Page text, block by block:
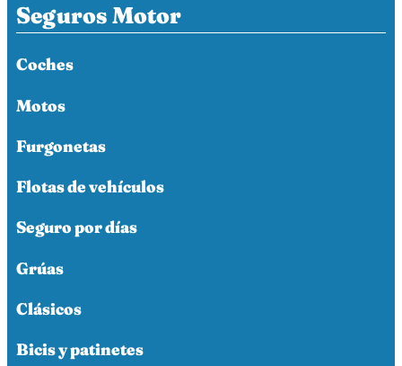
Seguros Motor
Coches
Motos
Furgonetas
Flotas de vehículos
Seguro por días
Grúas
Clásicos
Bicis y patinetes